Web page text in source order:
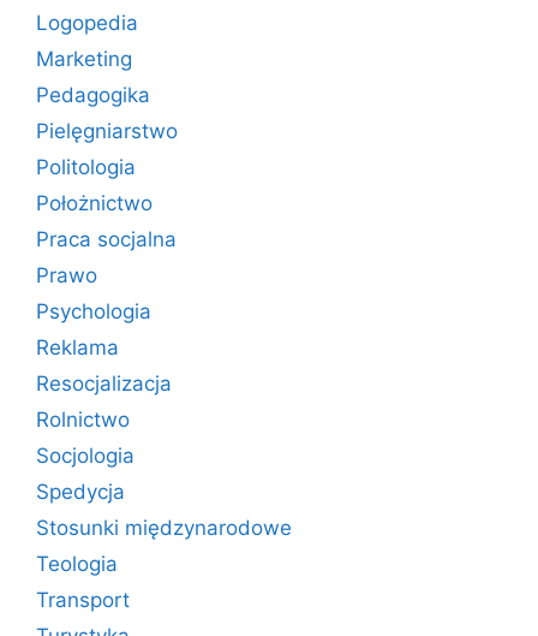
Logopedia
Marketing
Pedagogika
Pielęgniarstwo
Politologia
Położnictwo
Praca socjalna
Prawo
Psychologia
Reklama
Resocjalizacja
Rolnictwo
Socjologia
Spedycja
Stosunki międzynarodowe
Teologia
Transport